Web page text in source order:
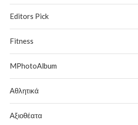
Editors Pick
Fitness
MPhotoAlbum
Αθλητικά
Αξιοθέατα